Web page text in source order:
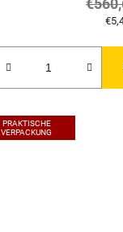
PRAKTISCHE
VERPACKUNG